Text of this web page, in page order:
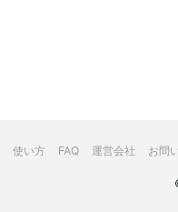
使い方 FAQ 運営会社 お問